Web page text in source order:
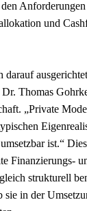
und
darauf
Thomas
„Private
ist.“
Finanzierungs-
strukturell
sie in der